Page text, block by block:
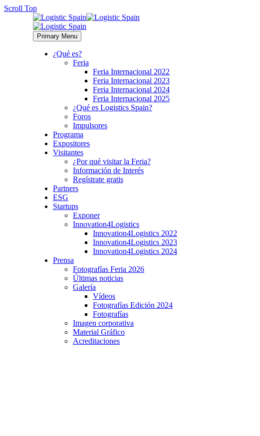
Scroll Top
Primary Menu
¿Qué es?
Feria
Feria Internacional 2022
Feria Internacional 2023
Feria Internacional 2024
Feria Internacional 2025
¿Qué es Logistics Spain?
Foros
Impulsores
Programa
Expositores
Visitantes
¿Por qué visitar la Feria?
Información de Interés
Regístrate gratis
Partners
ESG
Startups
Exponer
Innovation4Logistics
Innovation4Logistics 2022
Innovation4Logistics 2023
Innovation4Logistics 2024
Prensa
Fotografías Feria 2026
Últimas noticias
Galería
Vídeos
Fotografías Edición 2024
Fotografías
Imagen corporativa
Material Gráfico
Acreditaciones